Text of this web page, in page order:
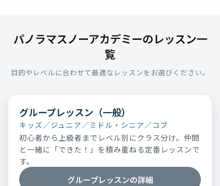
パノラマスノーアカデミーのレッスン一
覧
目的やレベルに合わせて最適なレッスンをお選びください。
グループレッスン（一般）
キッズ／ジュニア／ミドル・シニア／コブ
初心者から上級者までレベル別にクラス分け。仲間
と一緒に「できた！」を積み重ねる定番レッスンで
す。
グループレッスンの詳細